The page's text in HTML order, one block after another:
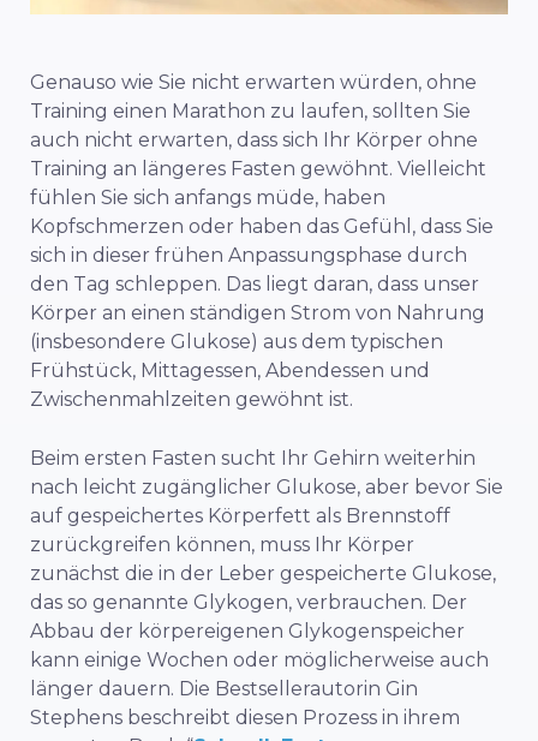
Genauso wie Sie nicht erwarten würden, ohne
Training einen Marathon zu laufen, sollten Sie
auch nicht erwarten, dass sich Ihr Körper ohne
Training an längeres Fasten gewöhnt. Vielleicht
fühlen Sie sich anfangs müde, haben
Kopfschmerzen oder haben das Gefühl, dass Sie
sich in dieser frühen Anpassungsphase durch
den Tag schleppen. Das liegt daran, dass unser
Körper an einen ständigen Strom von Nahrung
(insbesondere Glukose) aus dem typischen
Frühstück, Mittagessen, Abendessen und
Zwischenmahlzeiten gewöhnt ist.
Beim ersten Fasten sucht Ihr Gehirn weiterhin
nach leicht zugänglicher Glukose, aber bevor Sie
auf gespeichertes Körperfett als Brennstoff
zurückgreifen können, muss Ihr Körper
zunächst die in der Leber gespeicherte Glukose,
das so genannte Glykogen, verbrauchen. Der
Abbau der körpereigenen Glykogenspeicher
kann einige Wochen oder möglicherweise auch
länger dauern. Die Bestsellerautorin Gin
Stephens beschreibt diesen Prozess in ihrem